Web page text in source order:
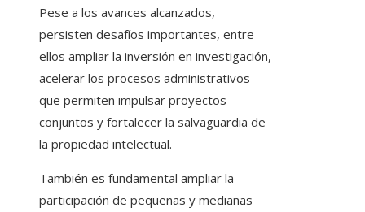
Pese a los avances alcanzados,
persisten desafíos importantes, entre
ellos ampliar la inversión en investigación,
acelerar los procesos administrativos
que permiten impulsar proyectos
conjuntos y fortalecer la salvaguardia de
la propiedad intelectual.
También es fundamental ampliar la
participación de pequeñas y medianas